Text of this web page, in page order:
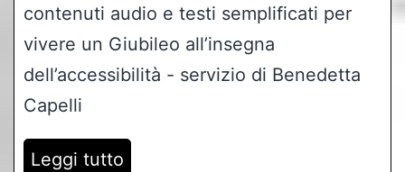
contenuti audio e testi semplificati per
vivere un Giubileo all’insegna
dell’accessibilità - servizio di Benedetta
Capelli
Leggi tutto